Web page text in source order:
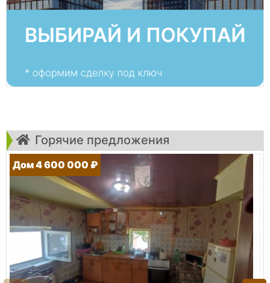
Горячие предложения
Дом 4 600 000 ₽